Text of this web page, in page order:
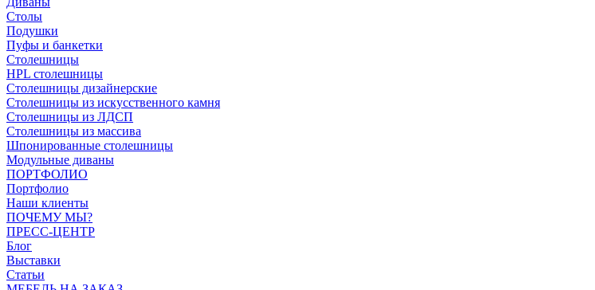
Столы
Подушки
Пуфы и банкетки
Столешницы
HPL столешницы
Столешницы дизайнерские
Столешницы из искусственного камня
Столешницы из ЛДСП
Столешницы из массива
Шпонированные столешницы
Модульные диваны
ПОРТФОЛИО
Портфолио
Наши клиенты
ПОЧЕМУ МЫ?
ПРЕСС-ЦЕНТР
Блог
Выставки
Статьи